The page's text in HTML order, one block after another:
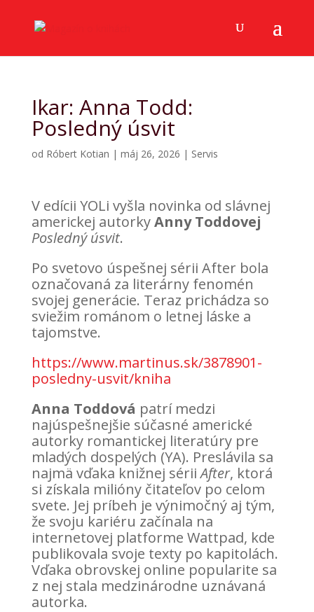
Ikar: Anna Todd:
Posledný úsvit
od Róbert Kotian | máj 26, 2026 | Servis
V edícii YOLi vyšla novinka od slávnej
americkej autorkyAnny Toddovej
Posledný úsvit.
Po svetovo úspešnej sérii After bola
označovaná za literárny fenomén
svojej generácie. Teraz prichádza so
sviežim románom o letnej láske a
tajomstve.
https://www.martinus.sk/3878901-
posledny-usvit/kniha
Anna Toddová patrí medzi
najúspešnejšie súčasné americké
autorky romantickej literatúry pre
mladých dospelých (YA). Preslávila sa
najmä vďaka knižnej sériiAfter, ktorá
si získala milióny čitateľov po celom
svete. Jej príbeh je výnimočný aj tým,
že svoju kariéru začínala na
internetovej platforme Wattpad, kde
publikovala svoje texty po kapitolách.
Vďaka obrovskej online popularite sa
z nej stala medzinárodne uznávaná
autorka.